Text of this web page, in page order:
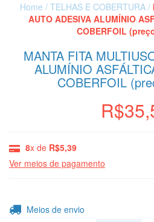
Home / TELHAS E COBERTURA /
AUTO ADESIVA ALUMÍNIO
COBERFOIL
MANTA FITA
ALUMÍNIO
COBERFOIL
8x de R$5,39
Ver meios de pagamento
Entregas para o CEP:
Meios de envio